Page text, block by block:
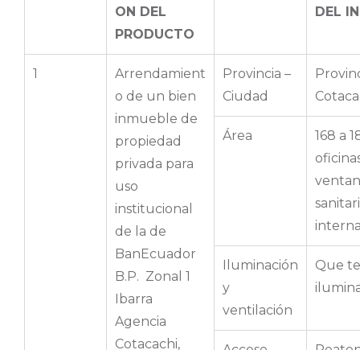
ON DEL
PRODUCTO
DEL
1
Arrendamient
o de un bien
inmueble de
propiedad
privada para
uso
institucional
de la de
BanEcuador
B.P. Zonal 1
Ibarra
Agencia
Cotacachi,
Provincia –
Ciudad
Área
168 a
Iluminación
y
ventilación
Que